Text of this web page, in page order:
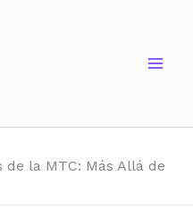
la MTC: Más Allá de